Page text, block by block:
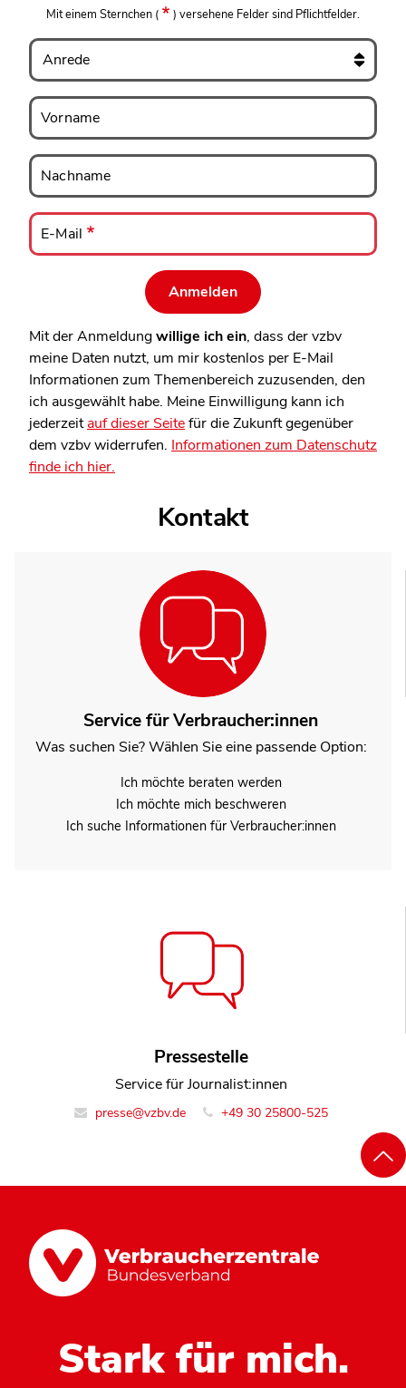
Mit einem Sternchen ( ) versehene Felder sind Pflichtfelder.
Anrede
Vorname
Vorname
Nachname
Nachname
E-
Mail
E-Mail
Mit der Anmeldungwillige ich ein, dass der vzbv
meine Daten nutzt, um mir kostenlos per E-Mail
Informationen zum Themenbereich zuzusenden, den
ich ausgewählt habe. Meine Einwilligung kann ich
jederzeitauf dieser Seitefür die Zukunft gegenüber
dem vzbv widerrufen. Informationen zum Datenschutz
finde ich hier.
Kontakt
Service für Verbraucher:innen
Was suchen Sie? Wählen Sie eine passende Option:
Ich möchte beraten werden
Ich möchte mich beschweren
Ich suche Informationen für Verbraucher:innen
Pressestelle
Service für Journalist:innen
presse@vzbv.de +49 30 25800-525
Stark für mich.